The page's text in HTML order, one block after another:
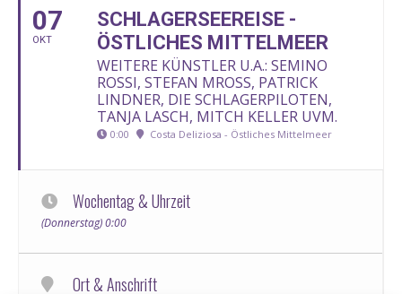
07
OKT
SCHLAGERSEEREISE -
ÖSTLICHES MITTELMEER
WEITERE KÜNSTLER U.A.: SEMINO
ROSSI, STEFAN MROSS, PATRICK
LINDNER, DIE SCHLAGERPILOTEN,
TANJA LASCH, MITCH KELLER UVM.
0:00 Costa Deliziosa - Östliches Mittelmeer
Wochentag & Uhrzeit
(Donnerstag) 0:00
Ort & Anschrift